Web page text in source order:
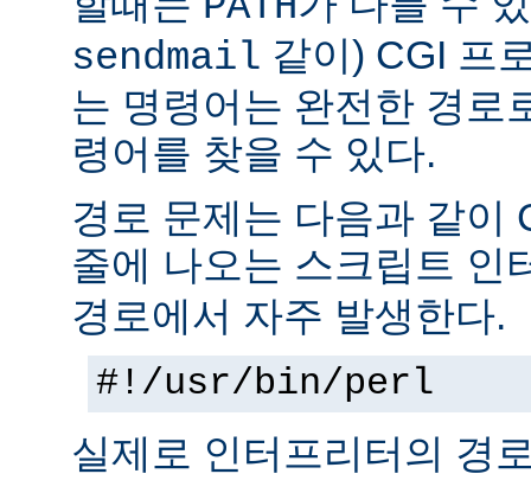
sendmail 같이) CGI 프
는 명령어는 완전한 경로
령어를 찾을 수 있다.
경로 문제는 다음과 같이
줄에 나오는 스크립트 인
경로에서 자주 발생한다.
#!/usr/bin/perl
실제로 인터프리터의 경